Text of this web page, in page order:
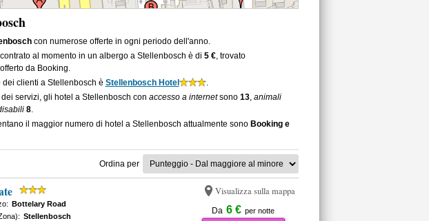
con numerose offerte in ogni periodo dell'anno.
al momento in un albergo a Stellenbosch è di5 €, trovato
da Booking.
clienti a Stellenbosch è Stellenbosch Hotel
.
servizi, gli hotel a Stellenbosch con accesso a internetsono 13, animali
8.
il maggior numero di hotel a Stellenbosch attualmente sono Booking e
Ordina per
Visualizza sulla mappa
Da 6 € per notte
Bottelary Road
Stellenbosch